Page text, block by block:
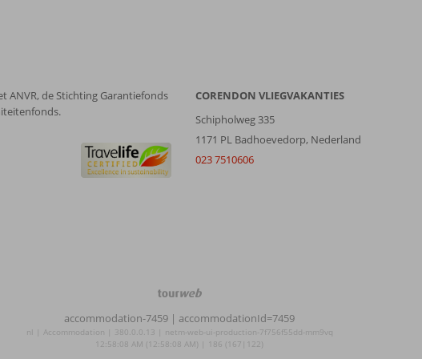
ANVR, de Stichting Garantiefonds
CORENDON VLIEGVAKANTIES
Schipholweg 335
1171 PL Badhoevedorp, Nederland
023 7510606
TourWeb
NetMatch
accommodation-7459 | accommodationId=7459
nl | Accommodation | 380.0.0.13 | netm-web-ui-production-7f756f55dd-mm9vq
12:58:08 AM (12:58:08 AM) | 186 (167|122)